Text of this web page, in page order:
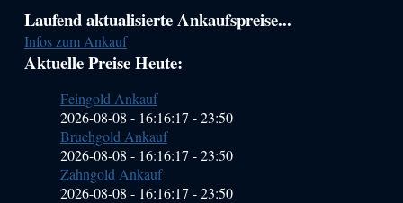
Haupt-
Sidebar
(Primary)
Laufend aktualisierte Ankaufspreise...
Infos zum Ankauf
Aktuelle Preise Heute:
Feingold Ankauf
2026-08-08 - 16:16:17 -23:50
Bruchgold Ankauf
2026-08-08 - 16:16:17 -23:50
Zahngold Ankauf
2026-08-08 - 16:16:17 -23:50